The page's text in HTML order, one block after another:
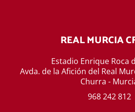
REAL MURCIA
Estadio Enrique Roca
Avda. de la Afición del Real
Churra -
968 242 812